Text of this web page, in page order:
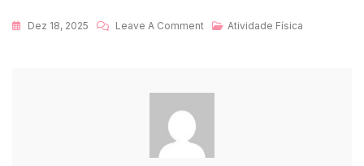
Dez 18, 2025 Leave A CommentOn
Tomada
Atividade Física